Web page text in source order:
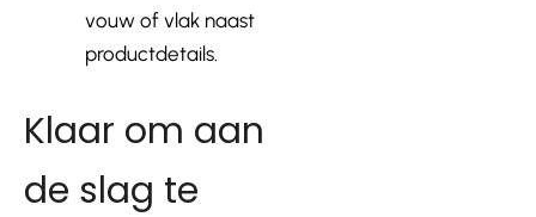
vouw of vlak naast
productdetails.
Klaar om aan
de slag te